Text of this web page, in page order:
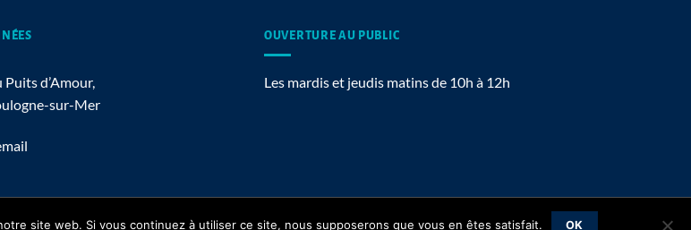
Puits d’Amour,
sur-Mer
OUVERTURE AU PUBLIC
Les mardis et jeudis matins de 10h à 12h
Mentions légales
site web. Si vous continuez à utiliser ce site, nous supposerons que vous en êtes satisfait. OK